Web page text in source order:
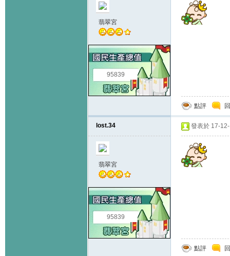
翡翠宮
95839
點評
lost.34
翡翠宮
95839
發表於 17-
點評